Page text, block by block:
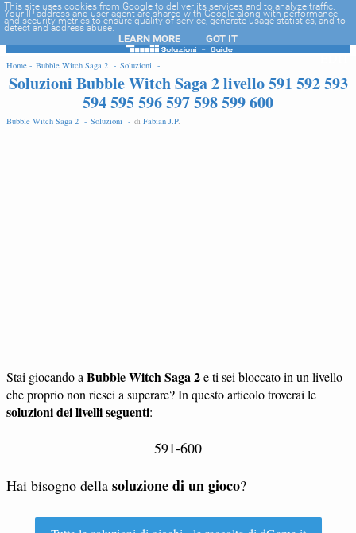
-->
Home - Bubble Witch Saga 2 - Soluzioni -
Soluzioni Bubble Witch Saga 2 livello 591 592 593
594 595 596 597 598 599 600
Bubble Witch Saga 2 - Soluzioni - di Fabian J.P.
Stai giocando a Bubble Witch Saga 2e ti sei bloccato in un livello
che proprio non riesci a superare? In questo articolo troverai le
soluzioni dei livelli seguenti:
591-600
Hai bisogno della soluzione di un gioco?
EDIT
This site uses cookies from Google to deliver its services and to analyze traffic.
Your IP address and user-agent are shared with Google along with performance
and security metrics to ensure quality of service, generate usage statistics, and to
detect and address abuse.
LEARN MORE GOT IT